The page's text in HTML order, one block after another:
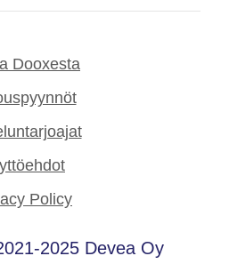
Dooxesta
Policy
2025 Devea Oy